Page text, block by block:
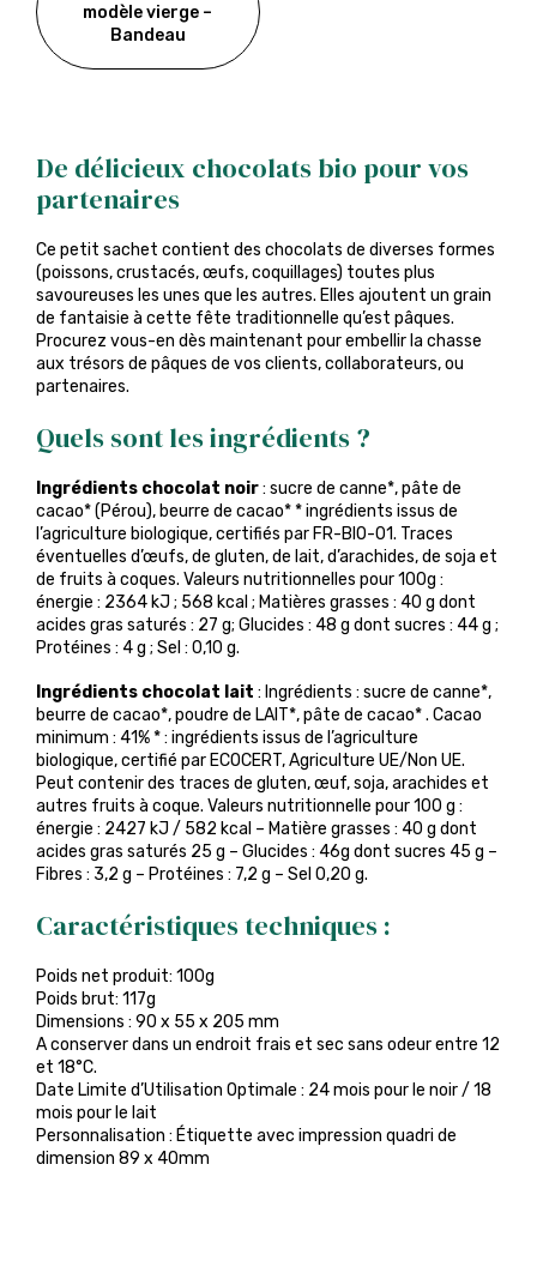
modèle vierge –
Bandeau
De délicieux chocolats bio pour vos
partenaires
Ce petit sachet contient des chocolats de diverses formes
(poissons, crustacés, œufs, coquillages) toutes plus
savoureuses les unes que les autres. Elles ajoutent un grain
de fantaisie à cette fête traditionnelle qu’est pâques.
Procurez vous-en dès maintenant pour embellir la chasse
aux trésors de pâques de vos clients, collaborateurs, ou
partenaires.
Quels sont les ingrédients ?
Ingrédients chocolat noir: sucre de canne*, pâte de
cacao* (Pérou), beurre de cacao* * ingrédients issus de
l’agriculture biologique, certifiés par FR-BIO-01. Traces
éventuelles d’œufs, de gluten, de lait, d’arachides, de soja et
de fruits à coques. Valeurs nutritionnelles pour 100g :
énergie : 2364 kJ ; 568 kcal ; Matières grasses : 40 g dont
acides gras saturés : 27 g; Glucides : 48 g dont sucres : 44 g ;
Protéines : 4 g ; Sel : 0,10 g.
Ingrédients chocolat lait : Ingrédients : sucre de canne*,
beurre de cacao*, poudre de LAIT*, pâte de cacao* . Cacao
minimum : 41% * : ingrédients issus de l’agriculture
biologique, certifié par ECOCERT, Agriculture UE/Non UE.
Peut contenir des traces de gluten, œuf, soja, arachides et
autres fruits à coque. Valeurs nutritionnelle pour 100 g :
énergie : 2427 kJ / 582 kcal – Matière grasses : 40 g dont
acides gras saturés 25 g – Glucides : 46g dont sucres 45 g –
Fibres : 3,2 g – Protéines : 7,2 g – Sel 0,20 g.
Caractéristiques techniques :
Poids net produit: 100g
Poids brut: 117g
Dimensions : 90 x 55 x 205 mm
A conserver dans un endroit frais et sec sans odeur entre 12
et 18°C.
Date Limite d’Utilisation Optimale : 24 mois pour le noir / 18
mois pour le lait
Personnalisation : Étiquette avec impression quadri de
dimension 89 x 40mm